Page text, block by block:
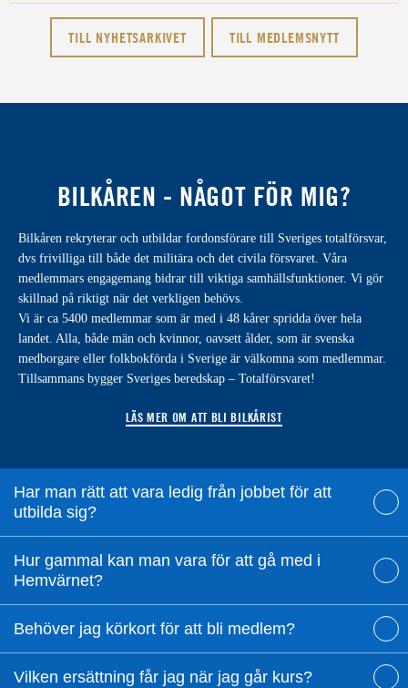
TILL NYHETSARKIVET TILL MEDLEMSNYTT
BILKÅREN - NÅGOT FÖR MIG?
Bilkåren rekryterar och utbildar fordonsförare till Sveriges totalförsvar,
dvs frivilliga till både det militära och det civila försvaret. Våra
medlemmars engagemang bidrar till viktiga samhällsfunktioner. Vi gör
skillnad på riktigt när det verkligen behövs.
Vi är ca 5400 medlemmar som är med i 48 kårer spridda över hela
landet. Alla, både män och kvinnor, oavsett ålder, som är svenska
medborgare eller folkbokförda i Sverige är välkomna som medlemmar.
Tillsammans bygger Sveriges beredskap – Totalförsvaret!
LÄS MER OM ATT BLI BILKÅRIST
Har man rätt att vara ledig från jobbet för att
utbilda sig?
Hur gammal kan man vara för att gå med i
Hemvärnet?
Behöver jag körkort för att bli medlem?
Vilken ersättning får jag när jag går kurs?